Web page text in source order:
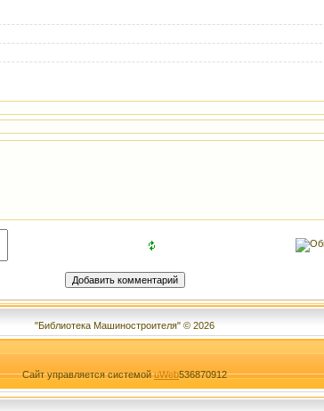
"Библиотека Машиностроителя" © 2026
Сайт управляется системойuWeb536870912